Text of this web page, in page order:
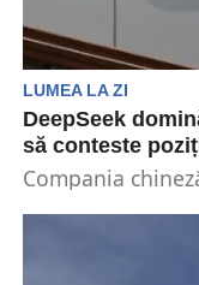
LUMEA LA ZI
DeepSeek
să conteste
Compania